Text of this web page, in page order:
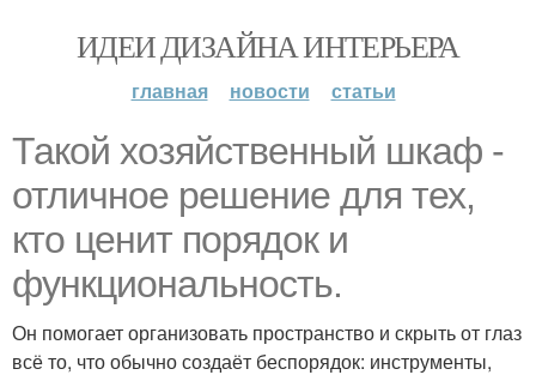
ИДЕИ ДИЗАЙНА ИНТЕРЬЕРА
главная новости статьи
Такой хозяйственный шкаф -
отличное решение для тех,
кто ценит порядок и
функциональность.
Он помогает организовать пространство и скрыть от глаз
всё то, что обычно создаёт беспорядок: инструменты,